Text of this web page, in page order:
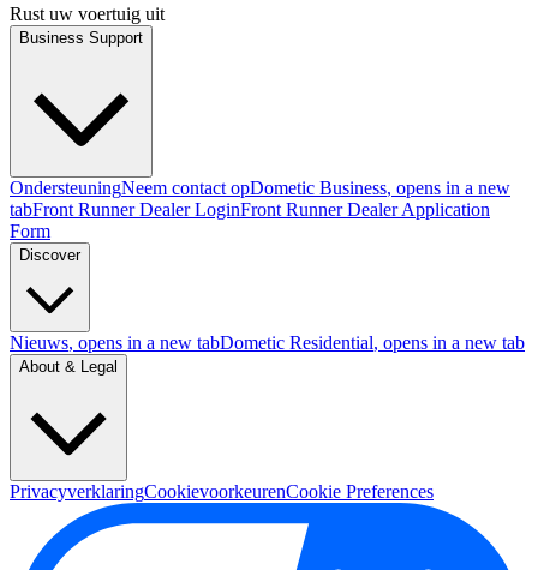
Rust uw voertuig uit
Business Support
OndersteuningNeem contact opDometic Business, opens in a new
tabFront Runner Dealer LoginFront Runner Dealer Application
Form
Discover
Nieuws, opens in a new tabDometic Residential, opens in a new tab
About & Legal
PrivacyverklaringCookievoorkeurenCookie Preferences